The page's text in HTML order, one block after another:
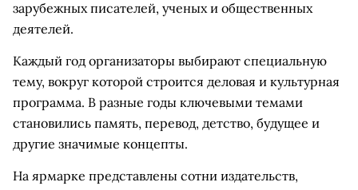
зарубежных писателей, ученых и общественных
деятелей.
Каждый год организаторы выбирают специальную
тему, вокруг которой строится деловая и культурная
программа. В разные годы ключевыми темами
становились память, перевод, детство, будущее и
другие значимые концепты.
На ярмарке представлены сотни издательств,